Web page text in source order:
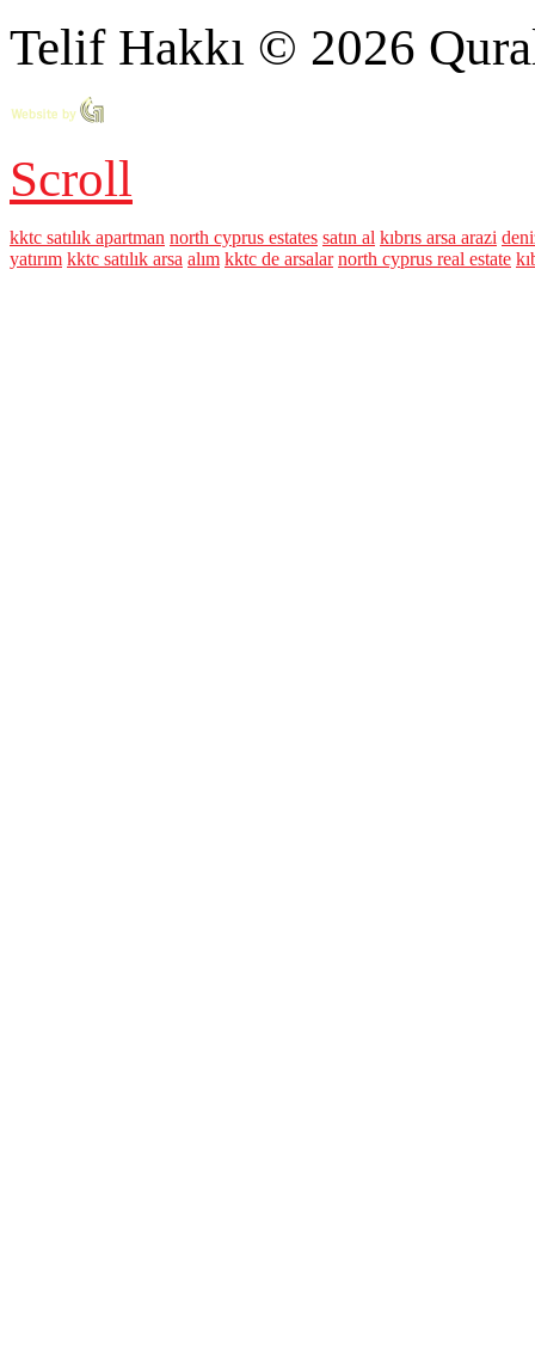
Telif Hakkı © 2026
Scroll
kktc satılık apartman north cyprus estates satın al kıbrıs arsa arazi
yatırım kktc satılık arsa alım kktc de arsalar north cyprus real estate